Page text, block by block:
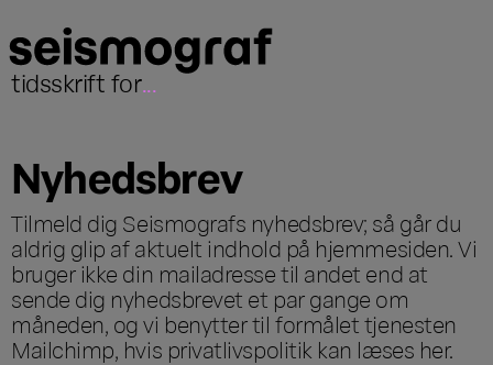
tidsskrift for...
Nyhedsbrev
Tilmeld dig Seismografs nyhedsbrev; så går du
aldrig glip af aktuelt indhold på hjemmesiden. Vi
bruger ikke din mailadresse til andet end at
sende dig nyhedsbrevet et par gange om
måneden, og vi benytter til formålet tjenesten
Mailchimp, hvis privatlivspolitik kan læses her.